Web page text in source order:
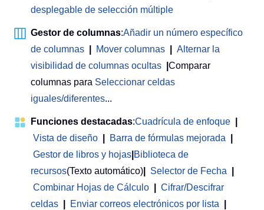
desplegable de selección múltiple
Gestor de columnas:Añadir un número específico
de columnas
Mover columnas
Alternar la
visibilidad de columnas ocultas
Comparar
columnas para Seleccionar celdas
iguales/diferentes...
Funciones destacadas:Cuadrícula de enfoque
Vista de diseño
Barra de fórmulas mejorada
Gestor de libros y hojas Biblioteca de
recursos(Texto automático) Selector de Fecha
Combinar Hojas de Cálculo
Cifrar/Descifrar
celdas
Enviar correos electrónicos por lista